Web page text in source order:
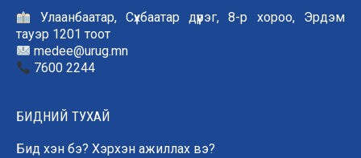
Улаанбаатар, Сүхбаатар дүүрэг, 8-р хороо, Эрдэм
тауэр 1201 тоот
medee@urug.mn
7600 2244
БИДНИЙ ТУХАЙ
Бид хэн бэ? Хэрхэн ажиллах вэ?